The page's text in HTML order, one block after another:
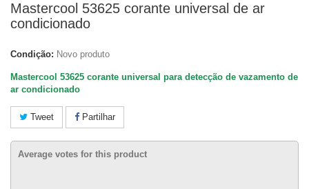
Mastercool 53625 corante universal de ar
condicionado
Condição: Novo produto
Mastercool 53625 corante universal para detecção de vazamento de
ar condicionado
Tweet Partilhar
Average votes for this product